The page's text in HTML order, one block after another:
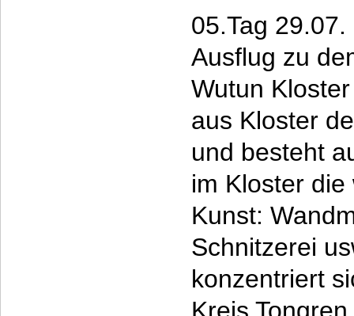
05.Tag
Ausflug zu
Wutun
aus Kloster
und besteht
im Kloster
Kunst:
Schnitzerei
konzentriert